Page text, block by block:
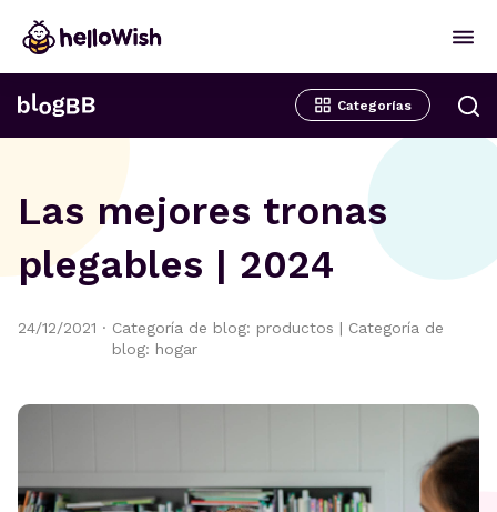
Categorías
Las mejores tronas
plegables | 2024
24/12/2021 · Categoría de blog: productos | Categoría de
blog: hogar